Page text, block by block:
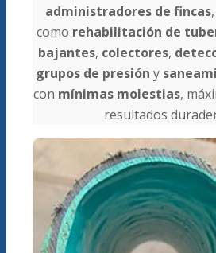
administradores de fincas
como rehabilitación de
bajantes, colectores,
grupos de presión y
con mínimas molestias,
resultados